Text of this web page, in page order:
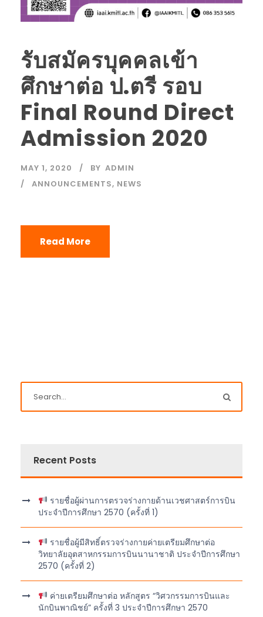
รับสมัครบุคคลเข้า
ศึกษาต่อ ป.ตรี รอบ
Final Round Direct
Admission 2020
MAY 1, 2020 BY ADMIN
ANNOUNCEMENTS, NEWS
Read More
Recent Posts
รายชื่อผู้ผ่านการตรวจร่างกายด้านเวชศาสตร์การบิน
ประจำปีการศึกษา 2570 (ครั้งที่ 1)
รายชื่อผู้มีสิทธิ์ตรวจร่างกายค่ายเตรียมศึกษาต่อ
วิทยาลัยอุตสาหกรรมการบินนานาชาติ ประจำปีการศึกษา
2570 (ครั้งที่ 2)
ค่ายเตรียมศึกษาต่อ หลักสูตร “วิศวกรรมการบินและ
นักบินพาณิชย์” ครั้งที่ 3 ประจำปีการศึกษา 2570